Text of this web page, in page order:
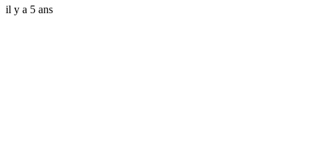
il y a 5 ans